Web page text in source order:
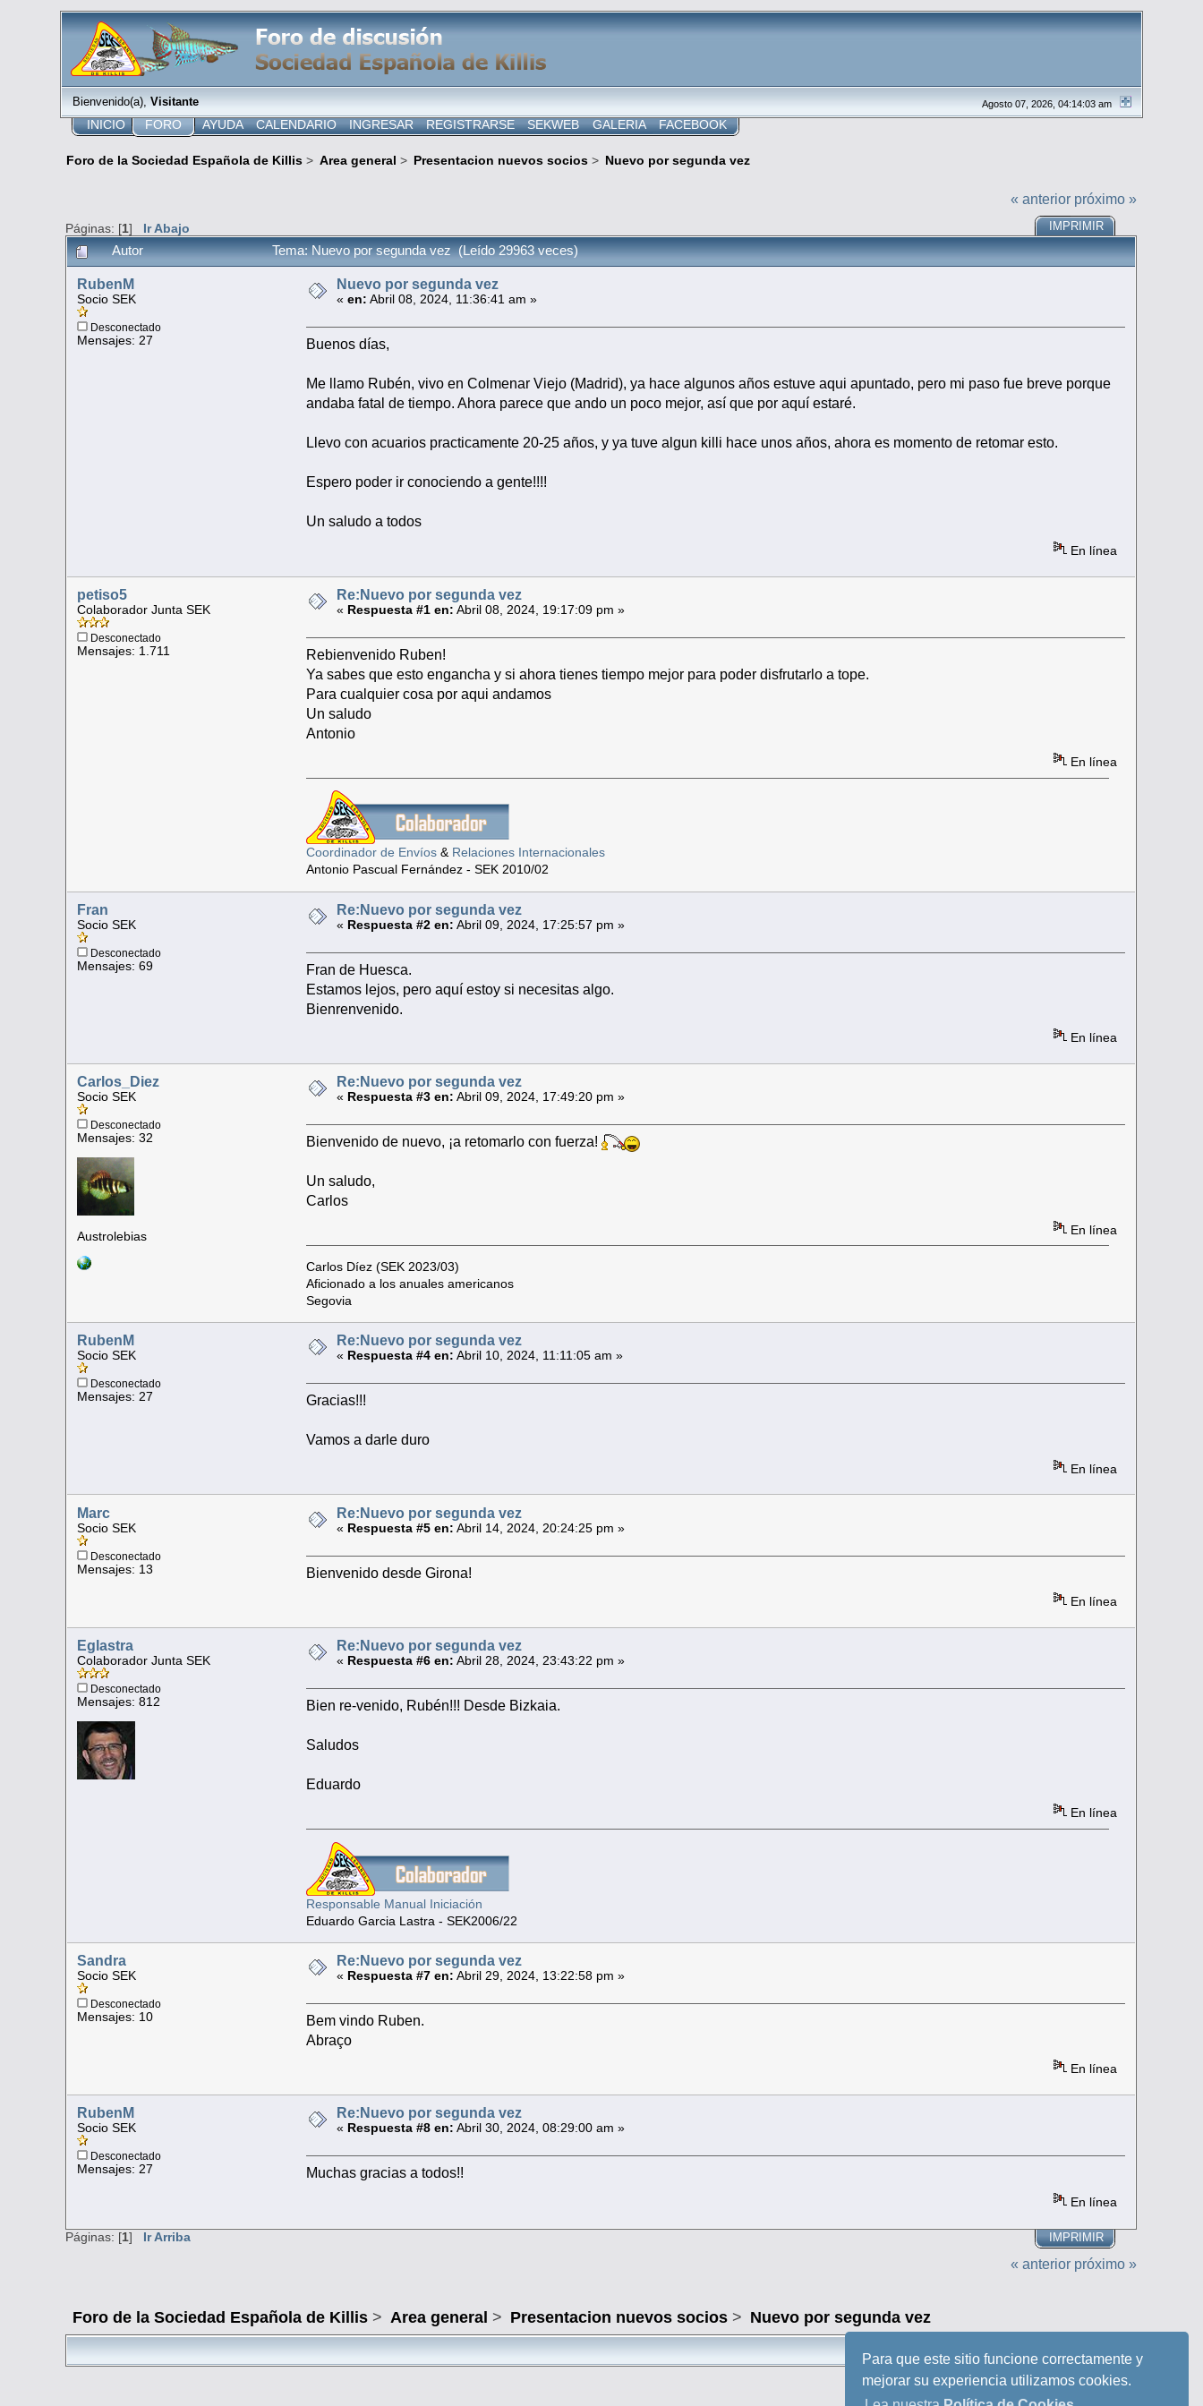
Para que este sitio funcione correctamente y
mejorar su experiencia utilizamos cookies.
Agosto 07, 2026, 04:14:03 am
Bienvenido(a), Visitante
INICIO FORO AYUDA CALENDARIO INGRESAR REGISTRARSE SEKWEB GALERIA FACEBOOK
Foro de la Sociedad Española de Killis> Area general > Presentacion nuevos socios> Nuevo por segunda vez
« anterior próximo »
Páginas: [1] Ir Abajo IMPRIMIR
Autor Tema: Nuevo por segunda vez (Leído 29963 veces)
RubenM
Socio SEK
Desconectado
Mensajes: 27
Nuevo por segunda vez
«en: Abril 08, 2024, 11:36:41 am »
Buenos días,
Me llamo Rubén, vivo en Colmenar Viejo (Madrid), ya hace algunos años estuve aqui apuntado, pero mi paso fue breve porque
andaba fatal de tiempo. Ahora parece que ando un poco mejor, así que por aquí estaré.
Llevo con acuarios practicamente 20-25 años, y ya tuve algun killi hace unos años, ahora es momento de retomar esto.
Espero poder ir conociendo a gente!!!!
Un saludo a todos
En línea
petiso5
Colaborador Junta SEK
Desconectado
Mensajes: 1.711
Re:Nuevo por segunda vez
« Respuesta #1 en: Abril 08, 2024, 19:17:09 pm »
Rebienvenido Ruben!
Ya sabes que esto engancha y si ahora tienes tiempo mejor para poder disfrutarlo a tope.
Para cualquier cosa por aqui andamos
Un saludo
Antonio
En línea
Coordinador de Envíos & Relaciones Internacionales
Antonio Pascual Fernández - SEK 2010/02
Fran
Socio SEK
Desconectado
Mensajes: 69
Re:Nuevo por segunda vez
« Respuesta #2 en: Abril 09, 2024, 17:25:57 pm »
Fran de Huesca.
Estamos lejos, pero aquí estoy si necesitas algo.
Bienrenvenido.
En línea
Carlos_Diez
Socio SEK
Desconectado
Mensajes: 32
Austrolebias
Re:Nuevo por segunda vez
« Respuesta #3 en: Abril 09, 2024, 17:49:20 pm »
Bienvenido de nuevo, ¡a retomarlo con fuerza!
Un saludo,
Carlos
En línea
Carlos Díez (SEK 2023/03)
Aficionado a los anuales americanos
Segovia
RubenM
Socio SEK
Desconectado
Mensajes: 27
Re:Nuevo por segunda vez
« Respuesta #4 en: Abril 10, 2024, 11:11:05 am »
Gracias!!!
Vamos a darle duro
En línea
Marc
Socio SEK
Desconectado
Mensajes: 13
Re:Nuevo por segunda vez
« Respuesta #5 en: Abril 14, 2024, 20:24:25 pm »
Bienvenido desde Girona!
En línea
Eglastra
Colaborador Junta SEK
Desconectado
Mensajes: 812
Re:Nuevo por segunda vez
« Respuesta #6 en: Abril 28, 2024, 23:43:22 pm »
Bien re-venido, Rubén!!! Desde Bizkaia.
Saludos
Eduardo
En línea
Responsable Manual Iniciación
Eduardo Garcia Lastra - SEK2006/22
Sandra
Socio SEK
Desconectado
Mensajes: 10
Re:Nuevo por segunda vez
« Respuesta #7 en: Abril 29, 2024, 13:22:58 pm »
Bem vindo Ruben.
Abraço
En línea
RubenM
Socio SEK
Desconectado
Mensajes: 27
Re:Nuevo por segunda vez
« Respuesta #8 en: Abril 30, 2024, 08:29:00 am »
Muchas gracias a todos!!
En línea
IMPRIMIR
Páginas: [1] Ir Arriba
« anterior próximo »
Foro de la Sociedad Española de Killis > Area general > Presentacion nuevos socios> Nuevo por segunda vez